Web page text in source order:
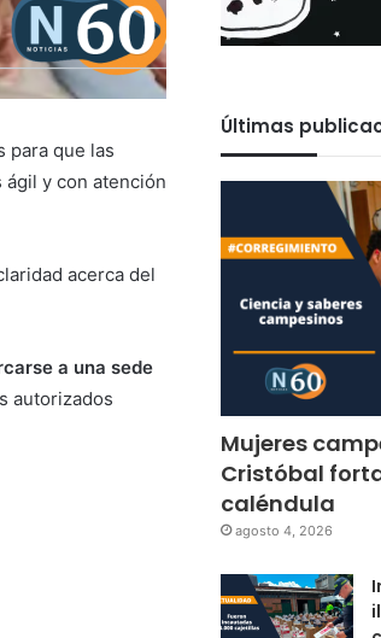
para que las
ágil y con atención
acerca del
a una sede
autorizados
Últimas
Mujeres
Cristóbal
caléndula
agosto 4, 2026